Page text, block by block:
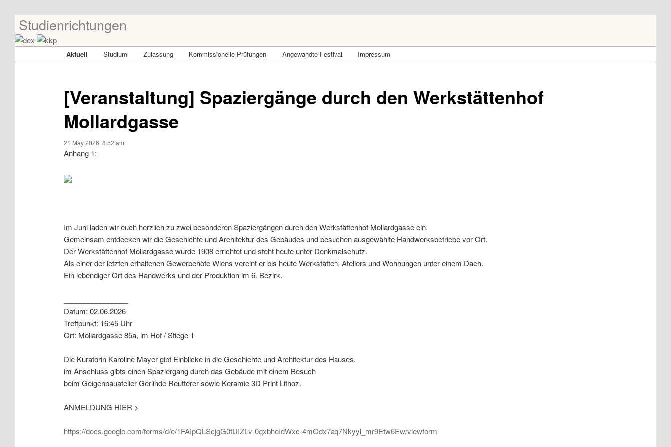
Skip
to
primary
dex-kkp
Universität für angewandte Kunst Wien
Studienrichtungen
menu
Aktuell Studium Zulassung Kommissionelle Prüfungen Angewandte Festival Impressum
[Veranstaltung] Spaziergänge durch den Werkstättenhof
Mollardgasse
21 May 2026, 8:52 am
Anhang 1:
Im Juni laden wir euch herzlich zu zwei besonderen Spaziergängen durch den Werkstättenhof Mollardgasse ein.
Gemeinsam entdecken wir die Geschichte und Architektur des Gebäudes und besuchen ausgewählte Handwerksbetriebe vor Ort.
Der Werkstättenhof Mollardgasse wurde 1908 errichtet und steht heute unter Denkmalschutz.
Als einer der letzten erhaltenen Gewerbehöfe Wiens vereint er bis heute Werkstätten, Ateliers und Wohnungen unter einem Dach.
Ein lebendiger Ort des Handwerks und der Produktion im 6. Bezirk.
Datum: 02.06.2026
Treffpunkt: 16:45 Uhr
Ort: Mollardgasse 85a, im Hof / Stiege 1
Die Kuratorin Karoline Mayer gibt Einblicke in die Geschichte und Architektur des Hauses.
im Anschluss gibts einen Spaziergang durch das Gebäude mit einem Besuch
beim Geigenbauatelier Gerlinde Reutterer sowie Keramic 3D Print Lithoz.
ANMELDUNG HIER >
https://docs.google.com/forms/d/e/1FAIpQLScjgG0tUIZLv-0qxbhoIdWxc-4mOdx7aq7Nkyyl_mr9Etw6Ew/viewform